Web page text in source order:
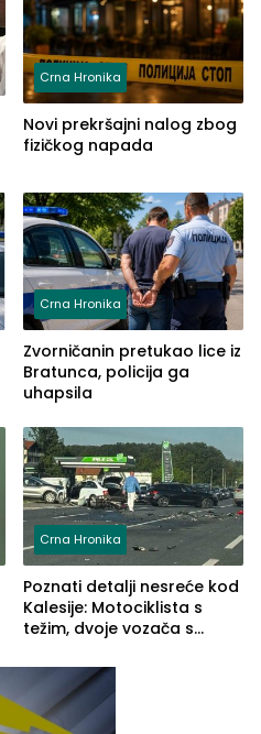
Crna Hronika
Novi prekršajni nalog zbog
fizičkog napada
Crna Hronika
Zvorničanin pretukao lice iz
Bratunca, policija ga
uhapsila
Crna Hronika
Poznati detalji nesreće kod
Kalesije: Motociklista s
težim, dvoje vozača s